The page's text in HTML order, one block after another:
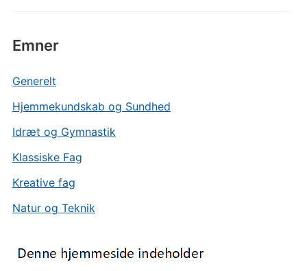
Emner
Generelt
Hjemmekundskab og Sundhed
Idræt og Gymnastik
Klassiske Fag
Kreative fag
Natur og Teknik